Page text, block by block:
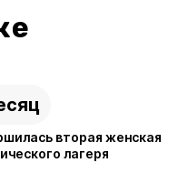
вторая женская
лагеря